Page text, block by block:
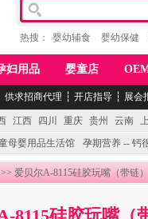
热搜： 婴幼辅食 婴幼保健
妇用品 婴童店
供求招商代理 ┆ 开店指导 ┆ 展会
江西 四川 重庆 贵州 云南
母婴用品生活馆
孕期营养 -- 钙
爱贝尔A-8115硅胶玩嘴（带链）